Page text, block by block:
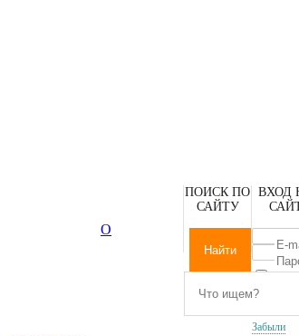
ВХОД
Забыли
ПОИСК ПО
САЙТУ
О